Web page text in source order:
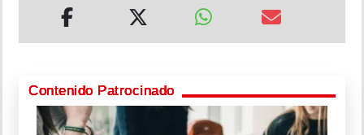
Contenido Patrocinado